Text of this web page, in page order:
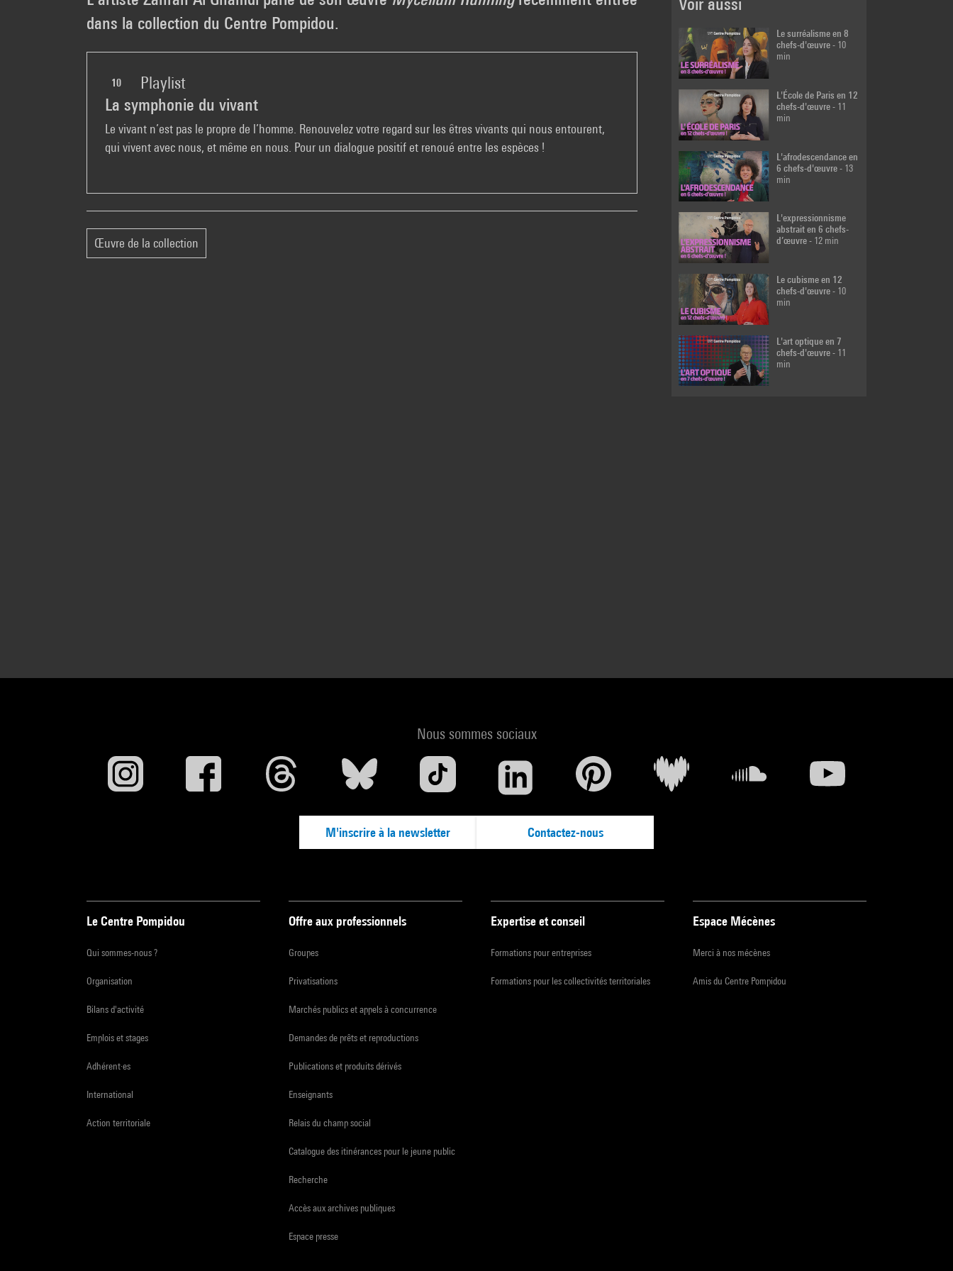
L'eau support de vie
- 11 min
d'animaux
- 76 min
dans la collection du Centre Pompidou.
10
Playlist
La symphonie du vivant
Le vivant n’est pas le propre de l’homme. Renouvelez votre regard sur les êtres vivants qui nous entourent,
qui vivent avec nous, et même en nous. Pour un dialogue positif et renoué entre les espèces !
Œuvre de la collection
Le surréalisme en 8
chefs-d'œuvre- 10
min
L'École de Paris en 12
chefs-d'œuvre- 11
min
L'afrodescendance en
6 chefs-d'œuvre- 13
min
L'expressionnisme
abstrait en 6 chefs-
d’œuvre- 12 min
Le cubisme en 12
chefs-d'œuvre- 10
min
L'art optique en 7
chefs-d'œuvre- 11
min
Nous sommes sociaux
M'inscrire à la newsletter Contactez-nous
Le Centre Pompidou
Qui sommes-nous ?
Organisation
Bilans d'activité
Emplois et stages
Adhérent·es
International
Action territoriale
Offre aux professionnels
Groupes
Privatisations
Marchés publics et appels à concurrence
Demandes de prêts et reproductions
Publications et produits dérivés
Enseignants
Relais du champ social
Catalogue des itinérances pour le jeune public
Recherche
Accès aux archives publiques
Espace presse
Expertise et conseil
Formations pour entreprises
Formations pour les collectivités territoriales
Espace Mécènes
Merci à nos mécènes
Amis du Centre Pompidou